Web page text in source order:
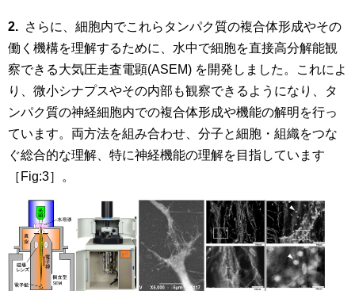
2. さらに、細胞内でこれらタンパク質の複合体形成やその
働く機構を理解するために、水中で細胞を直接高分解能観
察できる大気圧走査電顕(ASEM) を開発しました。これによ
り、微小シナプスやその内部も観察できるようになり、タ
ンパク質の神経細胞内での複合体形成や機能の解明を行っ
ています。両方法を組み合わせ、分子と細胞・組織をつな
ぐ総合的な理解、特に神経機能の理解を目指しています
［Fig:3］。